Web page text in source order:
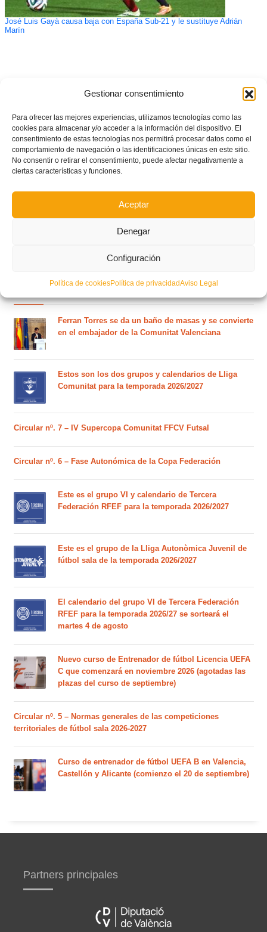
Gestionar consentimiento
Para ofrecer las mejores experiencias, utilizamos tecnologías como las
cookies para almacenar y/o acceder a la información del dispositivo. El
consentimiento de estas tecnologías nos permitirá procesar datos como el
comportamiento de navegación o las identificaciones únicas en este sitio.
No consentir o retirar el consentimiento, puede afectar negativamente a
ciertas características y funciones.
Aceptar
Denegar
Configuración
Política de cookiesPolítica de privacidadAviso Legal
José Luis Gayà causa baja con España Sub-21 y le sustituye Adrián
Marín
POSTS RECIENTES
Ferran Torres se da un baño de masas y se convierte
en el embajador de la Comunitat Valenciana
Estos son los dos grupos y calendarios de Lliga
Comunitat para la temporada 2026/2027
Circular nº. 7 – IV Supercopa Comunitat FFCV Futsal
Circular nº. 6 – Fase Autonómica de la Copa Federación
Este es el grupo VI y calendario de Tercera
Federación RFEF para la temporada 2026/2027
Este es el grupo de la Lliga Autonòmica Juvenil de
fútbol sala de la temporada 2026/2027
El calendario del grupo VI de Tercera Federación
RFEF para la temporada 2026/27 se sorteará el
martes 4 de agosto
Nuevo curso de Entrenador de fútbol Licencia UEFA
C que comenzará en noviembre 2026 (agotadas las
plazas del curso de septiembre)
Circular nº. 5 – Normas generales de las competiciones
territoriales de fútbol sala 2026-2027
Curso de entrenador de fútbol UEFA B en Valencia,
Castellón y Alicante (comienzo el 20 de septiembre)
Partners principales